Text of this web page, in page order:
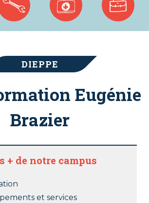
DIEPPE
Eugénie
Brazier
+ de notre campus
et services